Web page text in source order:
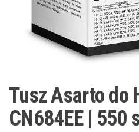
Tusz Asarto do
CN684EE | 550